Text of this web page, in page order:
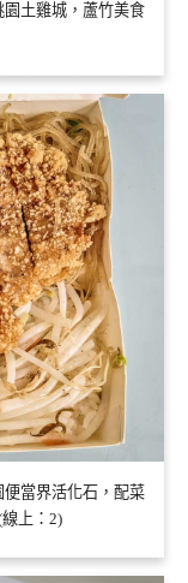
土雞城，蘆竹美食
當界活化石，配菜
上：2)